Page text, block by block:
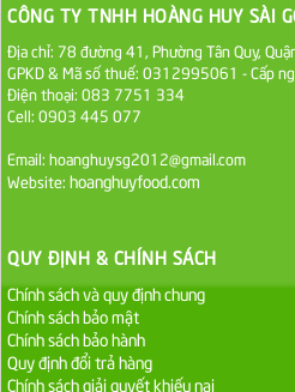
Sa Tế Tôm
CÔNG TY TNHH HOÀNG HUY SÀI
Địa chỉ: 78 đường 41, Phường Tân Quy,
GPKD & Mã số thuế: 0312995061 - Cấp
Điện thoại: 083 7751 334
Cell: 0903 445 077
Email: hoanghuysg2012@gmail.com
Website: hoanghuyfood.com
QUY ĐỊNH & CHÍNH SÁCH
Chính sách và quy định chung
Chính sách bảo mật
Chính sách bảo hành
Quy định đổi trả hàng
Chính sách giải quyết khiếu nại